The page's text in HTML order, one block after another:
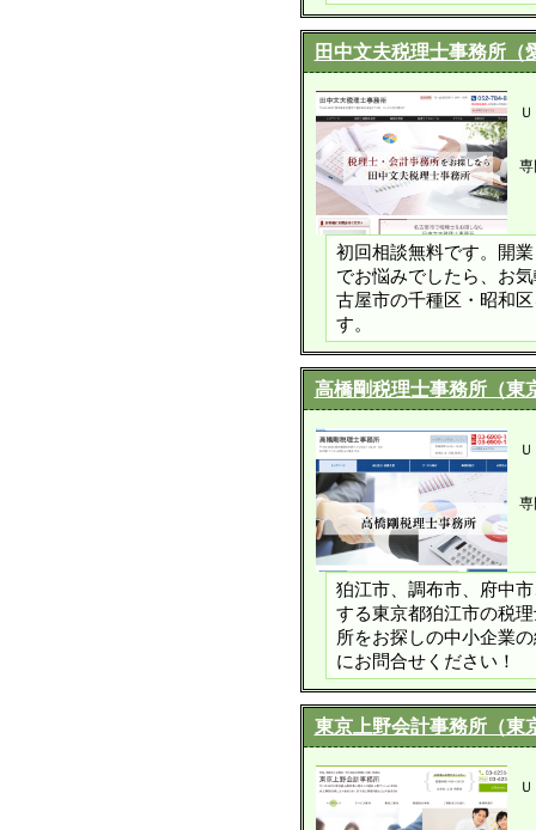
田中文夫税理士事務所（
専
初回相談無料です。開
でお悩みでしたら、お
古屋市の千種区・昭和
す。
高橋剛税理士事務所（東
専
狛江市、調布市、府中
する東京都狛江市の税
所をお探しの中小企業
にお問合せください！
東京上野会計事務所（東